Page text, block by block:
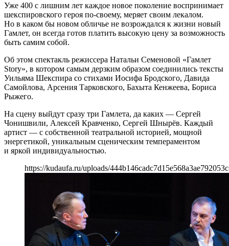
Уже 400 с лишним лет каждое новое поколение воспринимает
шекспировского героя по-своему, меряет своим лекалом.
Но в каком бы новом обличье не возрождался к жизни новый
Гамлет, он всегда готов платить высокую цену за возможность
быть самим собой.
Об этом спектакль режиссера Натальи Семеновой «Гамлет
Story», в котором самым дерзким образом соединились тексты
Уильяма Шекспира со стихами Иосифа Бродского, Давида
Самойлова, Арсения Тарковского, Бахыта Кенжеева, Бориса
Рыжего.
На сцену выйдут сразу три Гамлета, да каких — Сергей
Чонишвили, Алексей Кравченко, Сергей Шнырёв. Каждый
артист — с собственной театральной историей, мощной
энергетикой, уникальным сценическим темпераментом
и яркой индивидуальностью.
https://kudaufa.ru/uploads/